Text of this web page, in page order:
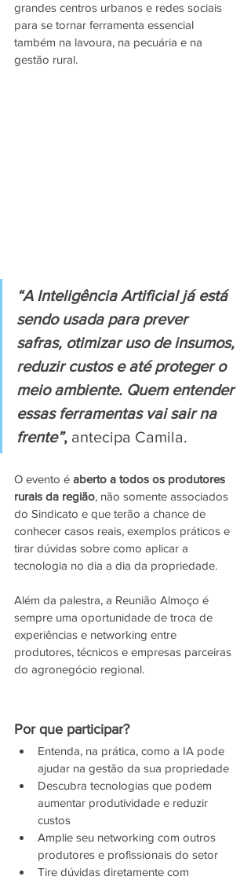
grandes centros urbanos e redes sociais
para se tornar ferramenta essencial
também na lavoura, na pecuária e na
gestão rural.
“A Inteligência Artificial já está
sendo usada para prever
safras, otimizar uso de insumos,
reduzir custos e até proteger o
meio ambiente. Quem entender
essas ferramentas vai sair na
frente”, antecipa Camila.
O evento é aberto a todos os produtores
rurais da região, não somente associados
do Sindicato e que terão a chance de
conhecer casos reais, exemplos práticos e
tirar dúvidas sobre como aplicar a
tecnologia no dia a dia da propriedade.
Além da palestra, a Reunião Almoço é
sempre uma oportunidade de troca de
experiências e networking entre
produtores, técnicos e empresas parceiras
do agronegócio regional.
Por que participar?
Entenda, na prática, como a IA pode
ajudar na gestão da sua propriedade
Descubra tecnologias que podem
aumentar produtividade e reduzir
custos
Amplie seu networking com outros
produtores e profissionais do setor
Tire dúvidas diretamente com